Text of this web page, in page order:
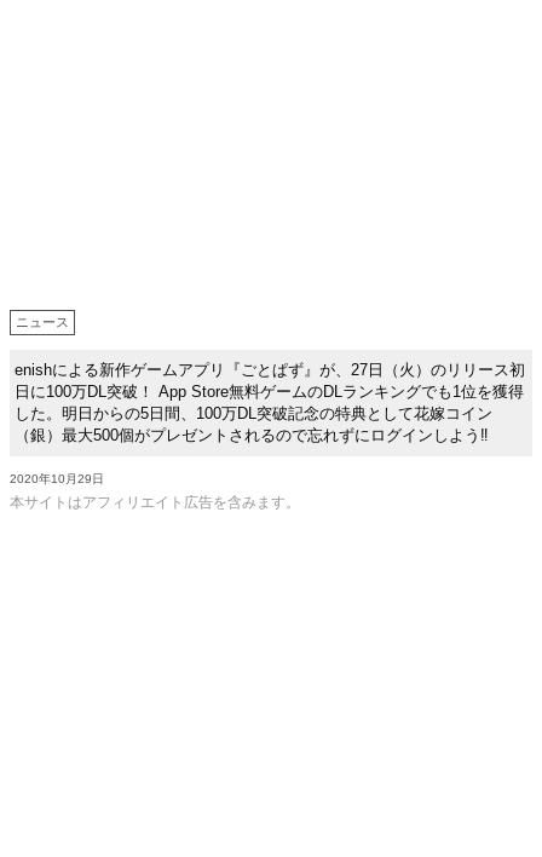
ニュース
enishによる新作ゲームアプリ『ごとぱず』が、27日（火）のリリース初
日に100万DL突破！ App Store無料ゲームのDLランキングでも1位を獲得
した。明日からの5日間、100万DL突破記念の特典として花嫁コイン
（銀）最大500個がプレゼントされるので忘れずにログインしよう‼
2020年10月29日
本サイトはアフィリエイト広告を含みます。